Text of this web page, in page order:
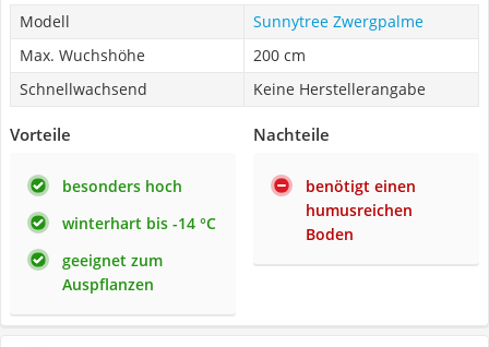
Modell
Sunnytree Zwergpalme
Max. Wuchshöhe
200 cm
Schnellwachsend
Keine Herstellerangabe
Vorteile
besonders hoch
winterhart bis -14 °C
geeignet zum
Auspflanzen
Nachteile
benötigt einen
humusreichen
Boden